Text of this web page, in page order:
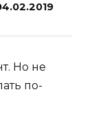
Но не
по-